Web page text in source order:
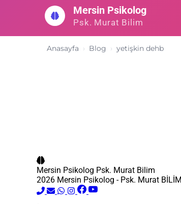
Mersin Psikolog
Psk. Murat Bilim
Anasayfa Blog yetişkin dehb
Mersin Psikolog Psk. Murat Bilim
2026 Mersin Psikolog - Psk. Murat